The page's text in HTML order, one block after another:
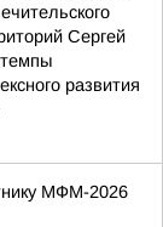
Сергей
развития
МФМ-2026